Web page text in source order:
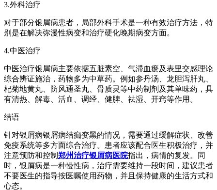
3.外科治疗
对于部分银屑病患者，局部外科手术是一种有效治疗方法，特
别是在解决弥漫性病变和治疗硬化晚期病变方面。
4.中医治疗
中医治疗银屑病主要依据五脏素空、气滞血瘀及表里交感理论
综合辨证施治，药物多为中草药。例如参丹汤、龙胆泻肝丸、
杞菊地黄丸、防风通圣丸、骨质灵等中药制剂及其单味药，具
有清热、解毒、活血、调经、健脾、祛湿、开窍等作用。
结语
针对银屑病银屑病结痂变黑的情况，需要通过缓解症状、改善
免疫系统等多方面综合治疗。患者应该配合医生积极治疗，并
注意预防和控制 郑州治疗银屑病医院指出，病情的复发。同
时，银屑病是一种慢性病，治疗需要维持一段时间，建议患者
不要医生的指导按医嘱使用药物，并且保持健康的生活方式和
心态。